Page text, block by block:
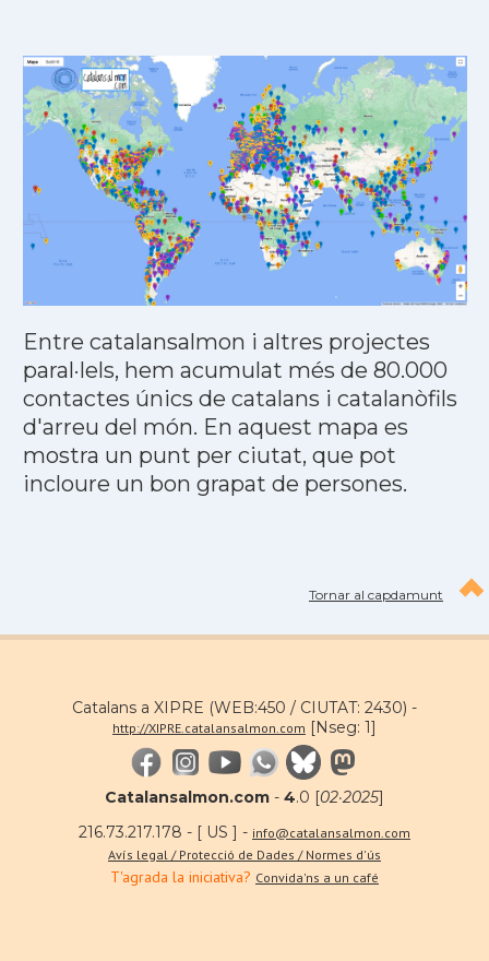
Entre catalansalmon i altres projectes
paral·lels, hem acumulat més de 80.000
contactes únics de catalans i catalanòfils
d'arreu del món. En aquest mapa es
mostra un punt per ciutat, que pot
incloure un bon grapat de persones.
Tornar al capdamunt
Catalans a XIPRE (WEB:450 / CIUTAT: 2430) -
http://XIPRE.catalansalmon.com [Nseg: 1]
Catalansalmon.com - 4.0 [02·2025]
216.73.217.178 - [ US ] - info@catalansalmon.com
Avís legal / Protecció de Dades / Normes d'ús
T'agrada la iniciativa? Convida'ns a un café